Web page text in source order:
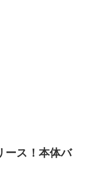
ス！本体バ